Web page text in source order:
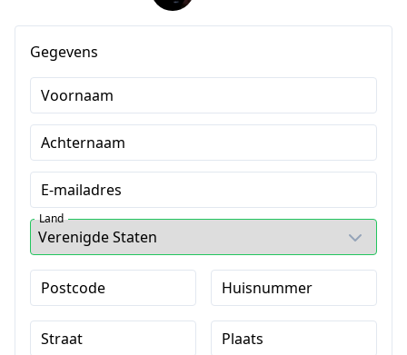
Gegevens
Voornaam
Achternaam
E-mailadres
Land
Postcode Huisnummer
Straat Plaats